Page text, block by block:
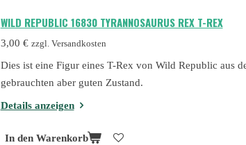
WILD REPUBLIC 16830 TYRANNOSAURUS REX T-REX
3,00 € zzgl. Versandkosten
Dies ist eine Figur eines T-Rex von Wild Republic aus
gebrauchten aber guten Zustand.
Details anzeigen
In den Warenkorb